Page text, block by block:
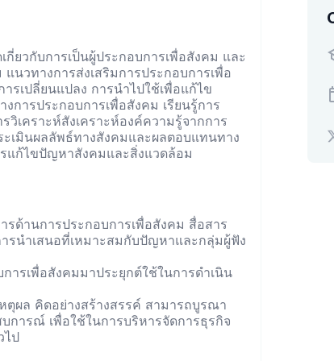
วกับการเป็นผู้ประกอบการเพื่อสังคม และ
นวทางการส่งเสริมการประกอบการเพื่อ
เปลี่ยนแปลง การนําไปใช้เพื่อแก้ไข
การประกอบการเพื่อสังคม เรียนรู้การ
เคราะห์สังเคราะห์องค์ความรู้จากการ
เมินผลลัพธ์ทางสังคมและผลตอบแทนทาง
แก้ไขปัญหาสังคมและสิ่งแวดล้อม
ด้านการประกอบการเพื่อสังคม สื่อสาร
รนำเสนอที่เหมาะสมกับปัญหาและกลุ่มผู้ฟัง
ารเพื่อสังคมมาประยุกต์ใช้ในการดำเนิน
ตุผล คิดอย่างสร้างสรรค์ สามารถบูรณา
ารณ์ เพื่อใช้ในการบริหารจัดการธุรกิจ
ไป